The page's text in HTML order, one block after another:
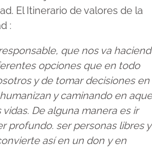
El Itinerario de valores de la
:
, que nos va
opciones que en todo
y de tomar decisiones en
y caminando en
De alguna manera es ir
profundo. ser personas libres y
así en un don y en